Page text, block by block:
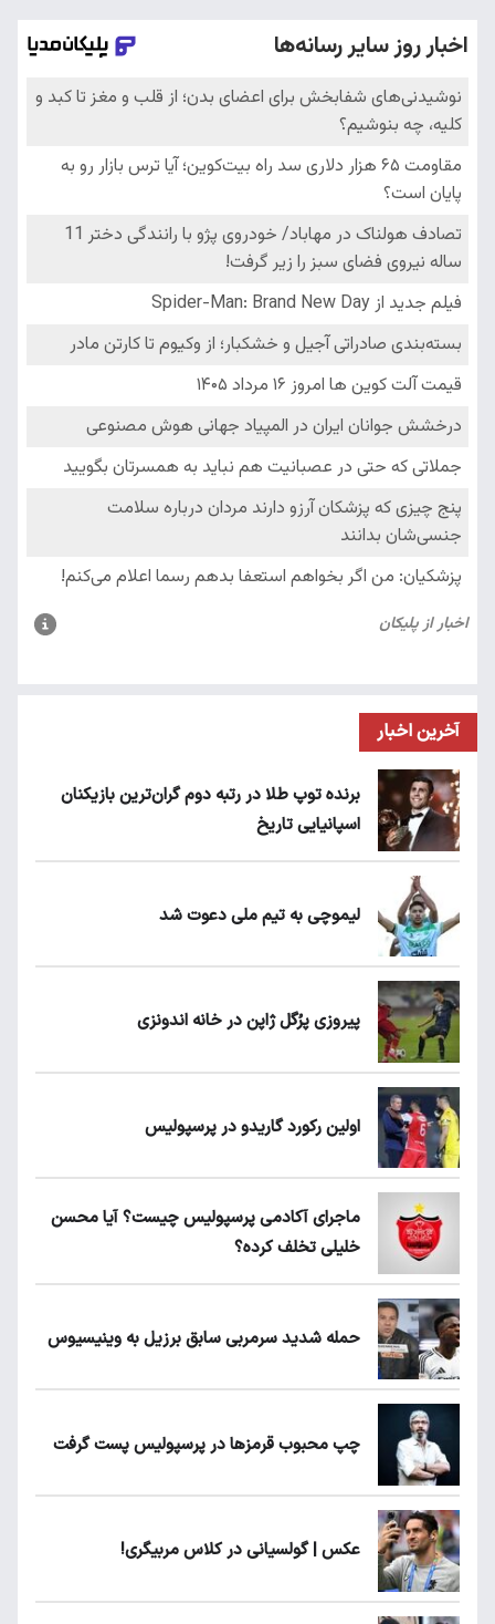
آخرین اخبار
برنده توپ طلا در رتبه دوم گران‌ترین بازیکنان
اسپانیایی تاریخ
لیموچی به تیم ملی دعوت شد
پیروزی پرُگل ژاپن در خانه اندونزی
اولین رکورد گاریدو در پرسپولیس
ماجرای آکادمی پرسپولیس چیست؟ آیا محسن
خلیلی تخلف کرده؟
حمله شدید سرمربی سابق برزیل به وینیسیوس
چپ محبوب قرمزها در پرسپولیس پست گرفت
عکس | گولسیانی در کلاس مربیگری!